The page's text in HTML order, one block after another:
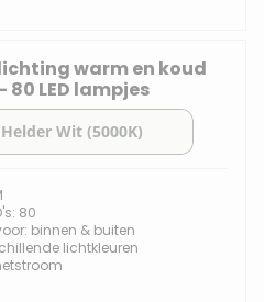
warm en koud
80 LED lampjes
80
binnen & buiten
lichtkleuren